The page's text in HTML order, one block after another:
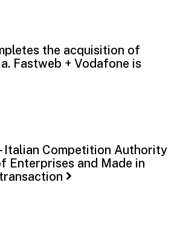
the acquisition of
Fastweb + Vodafone is
Italian Competition Authority
Enterprises and Made in